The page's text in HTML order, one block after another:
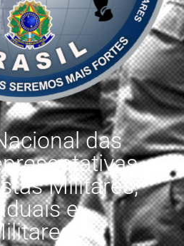
das
Militares,
e